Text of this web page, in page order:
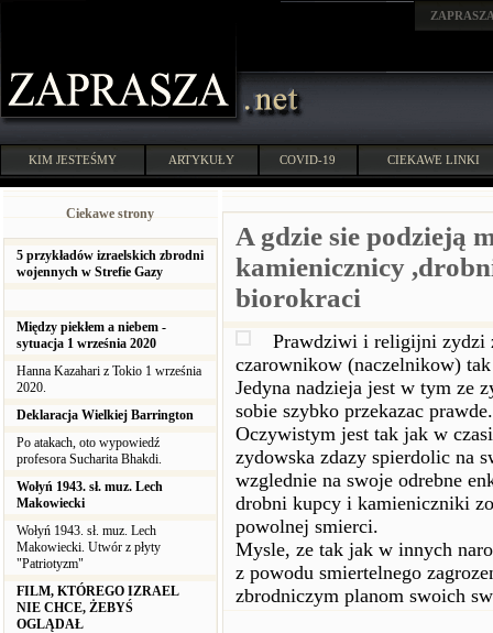
KIM JESTEŚMY ARTYKUŁY COVID-19 CIEKAWE LINKI
Ciekawe strony
5 przykładów izraelskich zbrodni
wojennych w Strefie Gazy
Między piekłem a niebem -
sytuacja 1 września 2020
Hanna Kazahari z Tokio 1 września
2020.
Deklaracja Wielkiej Barrington
Po atakach, oto wypowiedź
profesora Sucharita Bhakdi.
Wołyń 1943. sł. muz. Lech
Makowiecki
Wołyń 1943. sł. muz. Lech
Makowiecki. Utwór z płyty
"Patriotyzm"
FILM, KTÓREGO IZRAEL
NIE CHCE, ŻEBYŚ
OGLĄDAŁ
A gdzie sie podzieją
kamienicznicy
biorokraci
Prawdziwi i religijni zydzi
czarownikow (naczelnikow)
Jedyna nadzieja jest w tym ze
sobie szybko przekazac prawde.
Oczywistym jest tak jak w
zydowska zdazy spierdolic na
wzglednie na swoje odrebne
drobni kupcy i kamieniczniki
powolnej smierci.
Mysle, ze tak jak w innych
z powodu smiertelnego
zbrodniczym planom swoich